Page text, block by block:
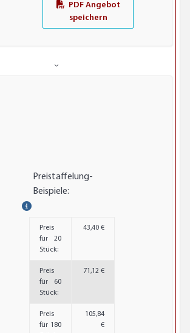
PDF Angebot
speichern
Preistaffelung-
Beispiele:
Preis
für 20
Stück:
43,40 €
Preis
für 60
Stück:
71,12 €
Preis
für 180
105,84
€